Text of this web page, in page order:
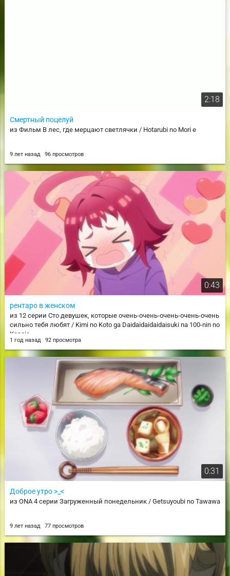
2:18
Смертный поцелуй
из Фильм В лес, где мерцают светлячки / Hotarubi no Mori e
9 лет назад 96 просмотров
0:43
рентаро в женском
из 12 серии Сто девушек, которые очень-очень-очень-очень-очень
сильно тебя любят / Kimi no Koto ga Daidaidaidaidaisuki na 100-nin no
Kanojo
1 год назад 92 просмотра
0:31
Доброе утро >_<
из ONA 4 серии Загруженный понедельник / Getsuyoubi no Tawawa
9 лет назад 77 просмотров